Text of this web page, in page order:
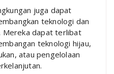
juga dapat
teknologi dan
Mereka dapat terlibat
teknologi hijau,
atau pengelolaan